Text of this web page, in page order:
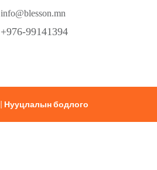
info@blesson.mn
+976-99141394
| Нууцлалын бодлого